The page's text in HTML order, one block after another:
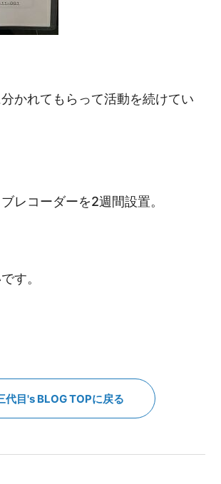
かれてもらって活動を続けてい
レコーダーを2週間設置。
す。
代目's BLOG TOPに戻る